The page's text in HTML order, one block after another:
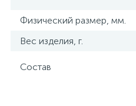
Физический размер, мм.
Вес изделия, г.
Состав